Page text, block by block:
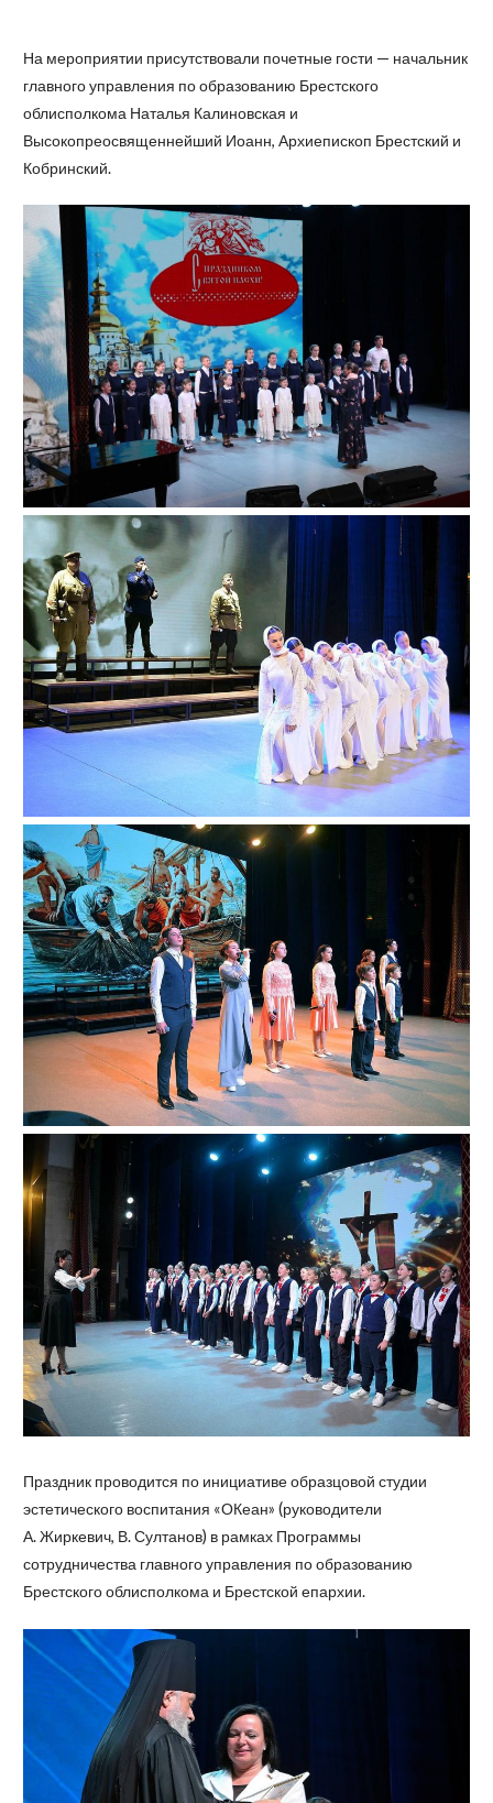
На мероприятии присутствовали почетные гости — начальник
главного управления по образованию Брестского
облисполкома Наталья Калиновская и
Высокопреосвященнейший Иоанн, Архиепископ Брестский и
Кобринский.
Праздник проводится по инициативе образцовой студии
эстетического воспитания «ОКеан» (руководители
А. Жиркевич, В. Султанов) в рамках Программы
сотрудничества главного управления по образованию
Брестского облисполкома и Брестской епархии.